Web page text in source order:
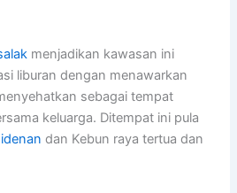
menjadikan kawasan ini
liburan dengan menawarkan
sebagai tempat
keluarga. Ditempat ini pula
dan Kebun raya tertua dan